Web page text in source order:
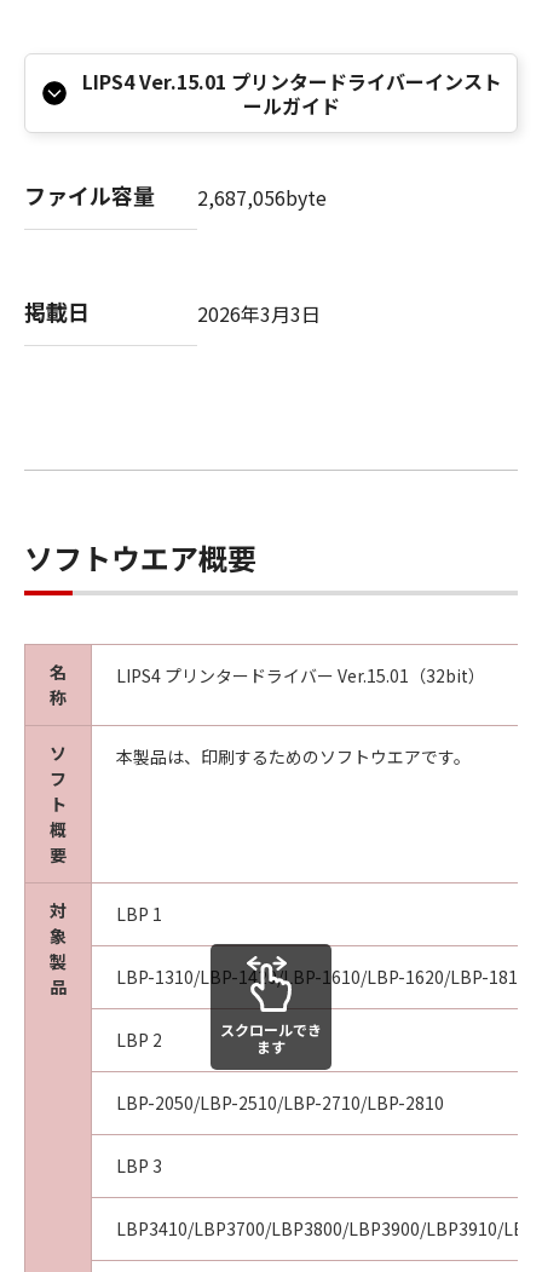
all U.S. Government End Users shall acquire
the Software with only those rights set forth
herein. Manufacturer is Canon Inc./30-2,
8501, Japan.
本条項中で使用される"the Software"とは、本
９．分離可能性
本契約書のいずれかの条項またはその一部が法
キヤノン株式会社
LIPS4 Ver.15.01 プリンタードライバーインスト
ールガイド
ファイル容量 2,687,056byte
掲載日 2026年3月3日
ソフトウエア概要
名
称
LIPS4 プリンタードライバー Ver.15.01（32bit）
ソ
フ
ト
概
要
本製品は、印刷するためのソフトウエアです。
対
象
製
品
LBP 1
LBP-1310/LBP-1420/LBP-1610/LBP-1620/LBP-1810/
LBP 2
LBP-2050/LBP-2510/LBP-2710/LBP-2810
LBP 3
LBP3410/LBP3700/LBP3800/LBP3900/LBP3910/
スクロールでき
ます